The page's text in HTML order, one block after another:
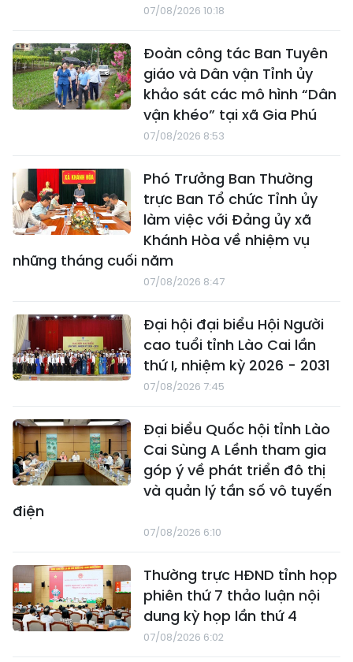
07/08/2026 10:18
Đoàn công tác Ban Tuyên
giáo và Dân vận Tỉnh ủy
khảo sát các mô hình “Dân
vận khéo” tại xã Gia Phú
07/08/2026 8:53
Phó Trưởng Ban Thường
trực Ban Tổ chức Tỉnh ủy
làm việc với Đảng ủy xã
Khánh Hòa về nhiệm vụ
những tháng cuối năm
07/08/2026 8:47
Đại hội đại biểu Hội Người
cao tuổi tỉnh Lào Cai lần
thứ I, nhiệm kỳ 2026 - 2031
07/08/2026 7:45
Đại biểu Quốc hội tỉnh Lào
Cai Sùng A Lềnh tham gia
góp ý về phát triển đô thị
và quản lý tần số vô tuyến
điện
07/08/2026 6:10
Thường trực HĐND tỉnh họp
phiên thứ 7 thảo luận nội
dung kỳ họp lần thứ 4
07/08/2026 6:02